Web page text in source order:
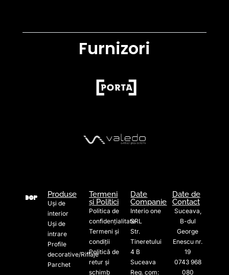
Furnizori
Produse
Uși de
interior
Uși de
intrare
Profile
decorative/Riflaje
Parchet
Termeni
și Politici
Politica de
confidențialitate
Termeni și
condiții
Politică de
retur și
schimb
Date
Companie
Interio one
SRL
Str.
Tineretului
4 B
Suceava
Reg. com:
Date de
Contact
Suceava,
B-dul
George
Enescu nr.
19
0743 968
080